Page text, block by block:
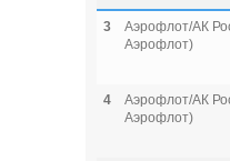
3
Аэрофлот/АК
Аэрофлот)
4
Аэрофлот/АК
Аэрофлот)